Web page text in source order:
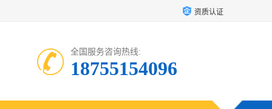
资质认证
全国服务咨询热线:
18755154096